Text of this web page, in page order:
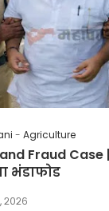
Agriculture
Fraud Case
भंडाफोड
२०२६